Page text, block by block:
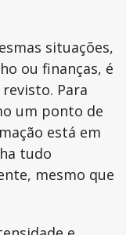
situações,
ou finanças, é
Para
um ponto de
está em
tudo
mesmo que